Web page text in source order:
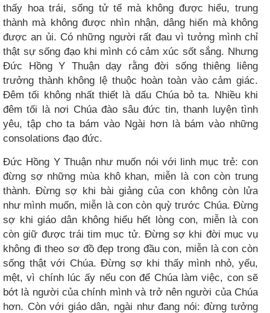
thấy hoa trái, sống tử tế mà không được hiểu, trung
thành mà không được nhìn nhận, dâng hiến mà không
được an ủi. Có những người rất đau vì tưởng mình chỉ
thật sự sống đạo khi mình có cảm xúc sốt sắng. Nhưng
Đức Hồng Y Thuận dạy rằng đời sống thiêng liêng
trưởng thành không lệ thuộc hoàn toàn vào cảm giác.
Đêm tối không nhất thiết là dấu Chúa bỏ ta. Nhiều khi
đêm tối là nơi Chúa đào sâu đức tin, thanh luyện tình
yêu, tập cho ta bám vào Ngài hơn là bám vào những
consolations đạo đức.
Đức Hồng Y Thuận như muốn nói với linh mục trẻ: con
đừng sợ những mùa khô khan, miễn là con còn trung
thành. Đừng sợ khi bài giảng của con không còn lửa
như mình muốn, miễn là con còn quỳ trước Chúa. Đừng
sợ khi giáo dân không hiểu hết lòng con, miễn là con
còn giữ được trái tim mục tử. Đừng sợ khi đời mục vụ
không đi theo sơ đồ đẹp trong đầu con, miễn là con còn
sống thật với Chúa. Đừng sợ khi thấy mình nhỏ, yếu,
mệt, vì chính lúc ấy nếu con để Chúa làm việc, con sẽ
bớt là người của chính mình và trở nên người của Chúa
hơn. Còn với giáo dân, ngài như đang nói: đừng tưởng